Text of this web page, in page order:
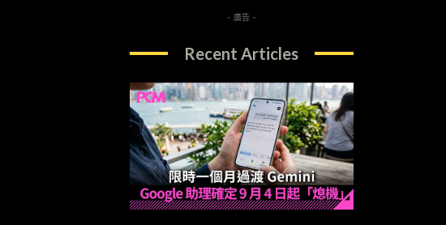
- 廣告 -
Recent Articles